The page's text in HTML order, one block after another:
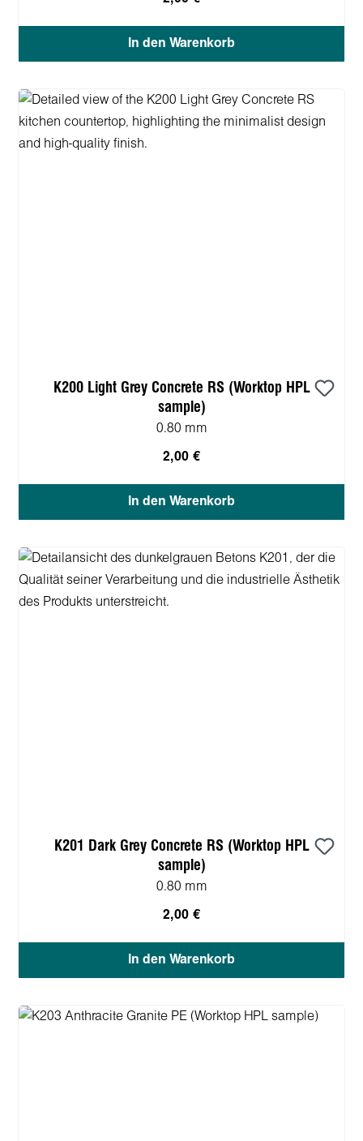
In den Warenkorb
K200 Light Grey Concrete RS (Worktop HPL
sample)
0.80 mm
2,00 €
In den Warenkorb
K201 Dark Grey Concrete RS (Worktop HPL
sample)
0.80 mm
2,00 €
In den Warenkorb